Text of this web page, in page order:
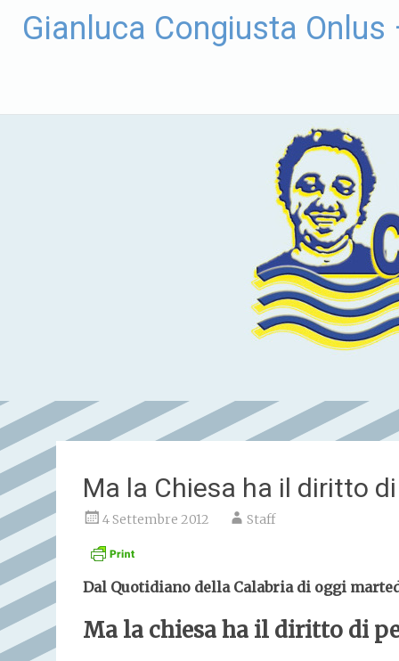
Gianluca Congiusta Onlus
Ma la Chiesa ha il diritto
4 Settembre 2012 Staff
Dal Quotidiano della Calabria di oggi
Ma la chiesa ha il diritto di